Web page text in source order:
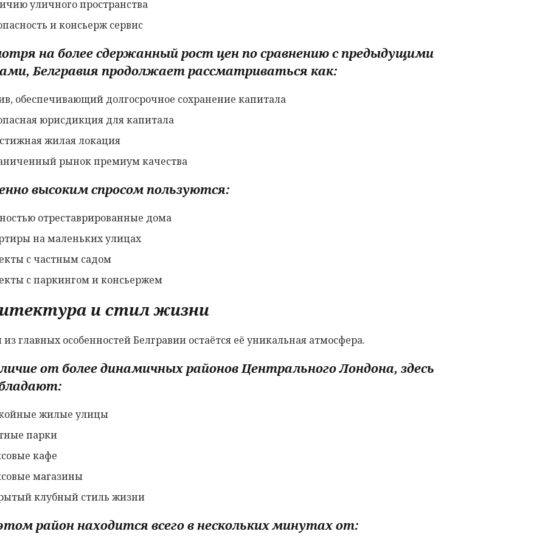
уличного пространства
и консьерж сервис
на более сдержанный рост цен по сравнению с предыдущими
Белгравия продолжает рассматриваться как:
обеспечивающий долгосрочное сохранение капитала
юрисдикция для капитала
жилая локация
рынок премиум качества
высоким спросом пользуются:
отреставрированные дома
на маленьких улицах
с частным садом
с паркингом и консьержем
и стил жизни
главных особенностей Белгравии остаётся её уникальная атмосфера.
от более динамичных районов Центрального Лондона, здесь
жилые улицы
парки
кафе
магазины
клубный стиль жизни
район находится всего в нескольких минутах от: